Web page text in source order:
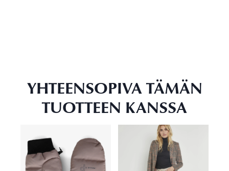
YHTEENSOPIVA TÄMÄN
TUOTTEEN KANSSA